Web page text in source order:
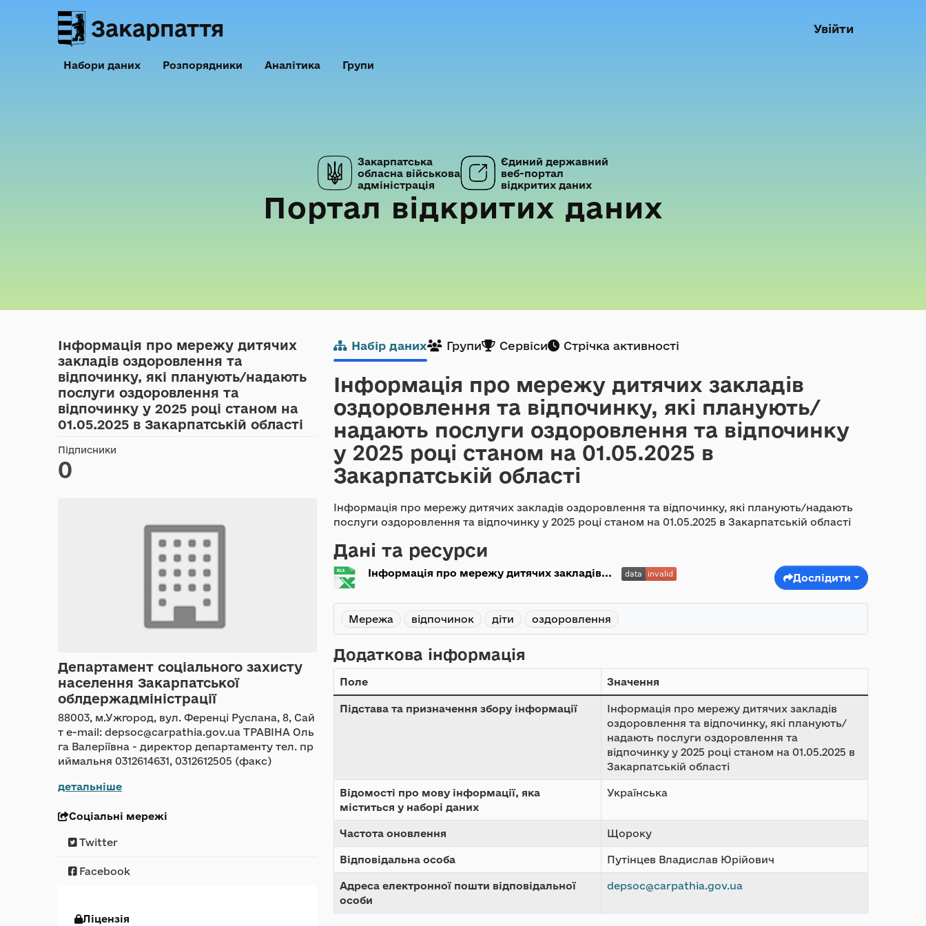
Закарпаття Увійти
Набори даних Розпорядники Аналітика Групи
Закарпатська
обласна військова
адміністрація
Єдиний державний
веб-портал
відкритих даних
Портал відкритих даних
Інформація про мережу дитячих
закладів оздоровлення та
відпочинку, які планують/надають
послуги оздоровлення та
відпочинку у 2025 році станом на
01.05.2025 в Закарпатській області
Підписники
0
Департамент соціального захисту
населення Закарпатської
облдержадміністрації
88003, м.Ужгород, вул. Ференці Руслана, 8, Сай
т e-mail: depsoc@carpathia.gov.ua ТРАВІНА Оль
га Валеріївна - директор департаменту тел. пр
иймальня 0312614631, 0312612505 (факс)
детальніше
Соціальні мережі
Twitter
Facebook
Ліцензія
Набір даних Групи Сервіси Стрічка активності
Інформація про мережу дитячих закладів
оздоровлення та відпочинку, які планують/
надають послуги оздоровлення та відпочинку
у 2025 році станом на 01.05.2025 в
Закарпатській області
Інформація про мережу дитячих закладів оздоровлення та відпочинку, які планують/надають
послуги оздоровлення та відпочинку у 2025 році станом на 01.05.2025 в Закарпатській області
Дані та ресурси
Інформація про мережу дитячих закладів... Дослідити
Мережа відпочинок діти оздоровлення
Додаткова інформація
Поле Значення
Підстава та призначення збору інформації
Інформація про мережу дитячих закладів
оздоровлення та відпочинку, які планують/
надають послуги оздоровлення та
відпочинку у 2025 році станом на 01.05.2025 в
Закарпатській області
Відомості про мову інформації, яка
міститься у наборі даних
Українська
Частота оновлення Щороку
Відповідальна особа Путінцев Владислав Юрійович
Адреса електронної пошти відповідальної
особи
depsoc@carpathia.gov.ua